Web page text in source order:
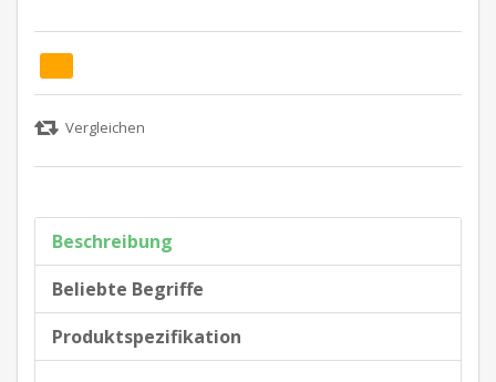
Beschreibung
Beliebte Begriffe
Produktspezifikation